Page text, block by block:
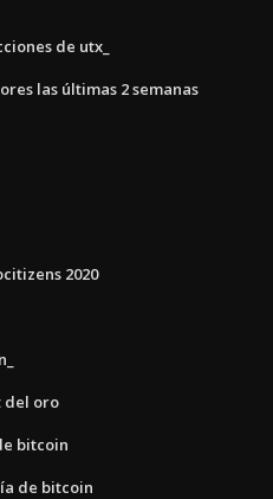
de utx_
las últimas 2 semanas
2020
del oro
bitcoin
de bitcoin